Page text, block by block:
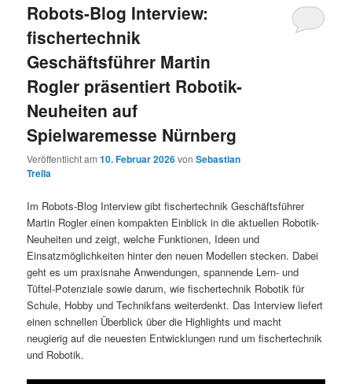
Robots-Blog Interview:
fischertechnik
Geschäftsführer Martin
Rogler präsentiert Robotik-
Neuheiten auf
Spielwaremesse Nürnberg
Veröffentlicht am10. Februar 2026vonSebastian
Trella
Im Robots-Blog Interview gibt fischertechnik Geschäftsführer
Martin Rogler einen kompakten Einblick in die aktuellen Robotik-
Neuheiten und zeigt, welche Funktionen, Ideen und
Einsatzmöglichkeiten hinter den neuen Modellen stecken. Dabei
geht es um praxisnahe Anwendungen, spannende Lern- und
Tüftel-Potenziale sowie darum, wie fischertechnik Robotik für
Schule, Hobby und Technikfans weiterdenkt. Das Interview liefert
einen schnellen Überblick über die Highlights und macht
neugierig auf die neuesten Entwicklungen rund um fischertechnik
und Robotik.